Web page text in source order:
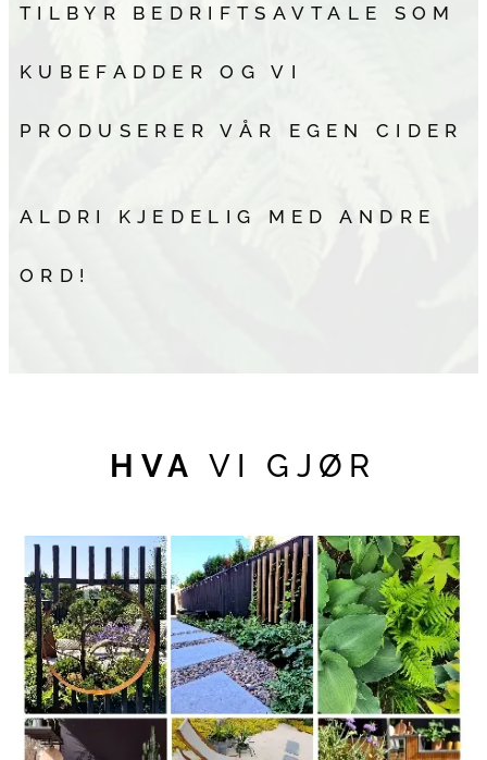
TILBYR BEDRIFTSAVTALE SOM
KUBEFADDER OG VI
PRODUSERER VÅR EGEN CIDER
ALDRI KJEDELIG MED ANDRE
ORD!
HVA VI GJØR